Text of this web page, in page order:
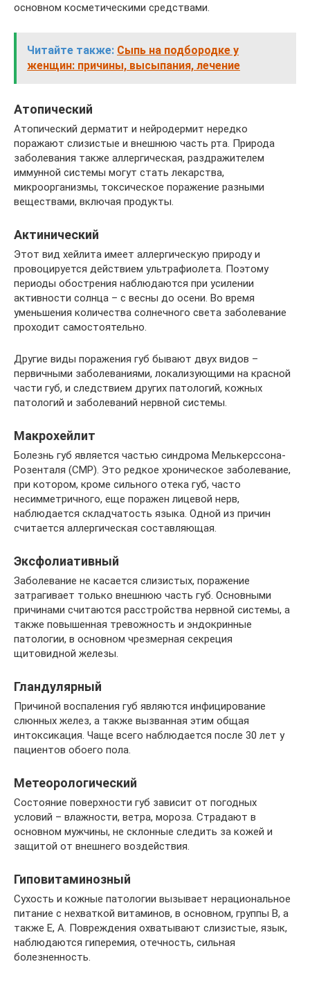
основном косметическими средствами.
Читайте также: Сыпь на подбородке у
женщин: причины, высыпания, лечение
Атопический
Атопический дерматит и нейродермит нередко
поражают слизистые и внешнюю часть рта. Природа
заболевания также аллергическая, раздражителем
иммунной системы могут стать лекарства,
микроорганизмы, токсическое поражение разными
веществами, включая продукты.
Актинический
Этот вид хейлита имеет аллергическую природу и
провоцируется действием ультрафиолета. Поэтому
периоды обострения наблюдаются при усилении
активности солнца – с весны до осени. Во время
уменьшения количества солнечного света заболевание
проходит самостоятельно.
Другие виды поражения губ бывают двух видов –
первичными заболеваниями, локализующими на красной
части губ, и следствием других патологий, кожных
патологий и заболеваний нервной системы.
Макрохейлит
Болезнь губ является частью синдрома Мелькерссона-
Розенталя (СМР). Это редкое хроническое заболевание,
при котором, кроме сильного отека губ, часто
несимметричного, еще поражен лицевой нерв,
наблюдается складчатость языка. Одной из причин
считается аллергическая составляющая.
Эксфолиативный
Заболевание не касается слизистых, поражение
затрагивает только внешнюю часть губ. Основными
причинами считаются расстройства нервной системы, а
также повышенная тревожность и эндокринные
патологии, в основном чрезмерная секреция
щитовидной железы.
Гландулярный
Причиной воспаления губ являются инфицирование
слюнных желез, а также вызванная этим общая
интоксикация. Чаще всего наблюдается после 30 лет у
пациентов обоего пола.
Метеорологический
Состояние поверхности губ зависит от погодных
условий – влажности, ветра, мороза. Страдают в
основном мужчины, не склонные следить за кожей и
защитой от внешнего воздействия.
Гиповитаминозный
Сухость и кожные патологии вызывает нерациональное
питание с нехваткой витаминов, в основном, группы В, а
также Е, А. Повреждения охватывают слизистые, язык,
наблюдаются гиперемия, отечность, сильная
болезненность.